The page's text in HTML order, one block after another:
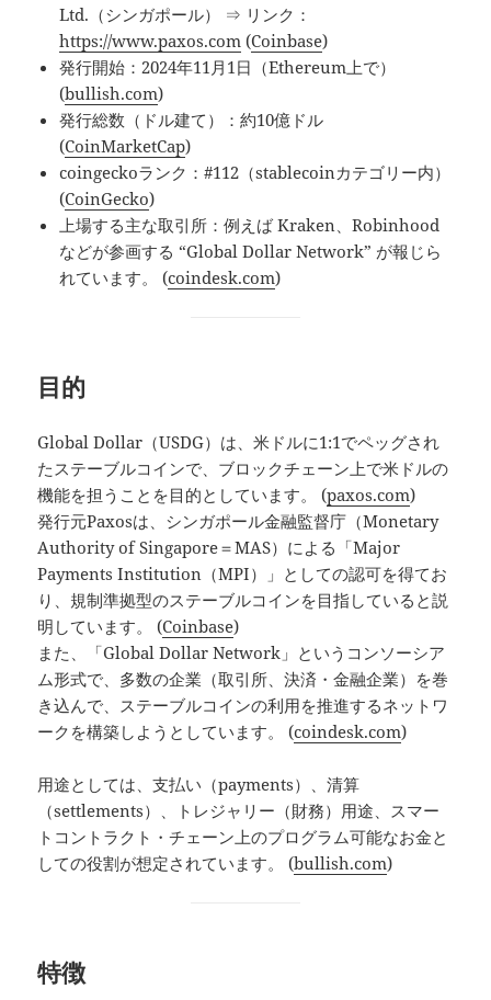
Ltd.（シンガポール） ⇒ リンク：
https://www.paxos.com (Coinbase)
発行開始：2024年11月1日（Ethereum上で）
(bullish.com)
発行総数（ドル建て）：約10億ドル
(CoinMarketCap)
coingeckoランク：#112（stablecoinカテゴリー内）
(CoinGecko)
上場する主な取引所：例えば Kraken、Robinhood
などが参画する “Global Dollar Network” が報じら
れています。 (coindesk.com)
目的
Global Dollar（USDG）は、米ドルに1:1でペッグされ
たステーブルコインで、ブロックチェーン上で米ドルの
機能を担うことを目的としています。 (paxos.com)
発行元Paxosは、シンガポール金融監督庁（Monetary
Authority of Singapore＝MAS）による「Major
Payments Institution（MPI）」としての認可を得てお
り、規制準拠型のステーブルコインを目指していると説
明しています。 (Coinbase)
また、「Global Dollar Network」というコンソーシア
ム形式で、多数の企業（取引所、決済・金融企業）を巻
き込んで、ステーブルコインの利用を推進するネットワ
ークを構築しようとしています。 (coindesk.com)
用途としては、支払い（payments）、清算
（settlements）、トレジャリー（財務）用途、スマー
トコントラクト・チェーン上のプログラム可能なお金と
しての役割が想定されています。 (bullish.com)
特徴